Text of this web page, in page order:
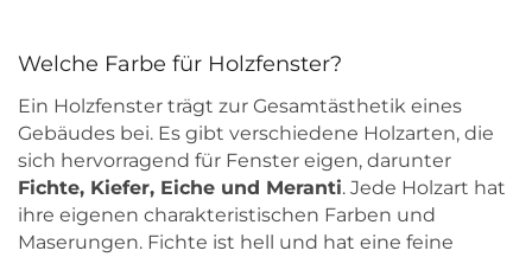
Welche Farbe für Holzfenster?
Ein Holzfenster trägt zur Gesamtästhetik eines
Gebäudes bei. Es gibt verschiedene Holzarten, die
sich hervorragend für Fenster eigen, darunter
Fichte, Kiefer, Eiche und Meranti. Jede Holzart hat
ihre eigenen charakteristischen Farben und
Maserungen. Fichte ist hell und hat eine feine